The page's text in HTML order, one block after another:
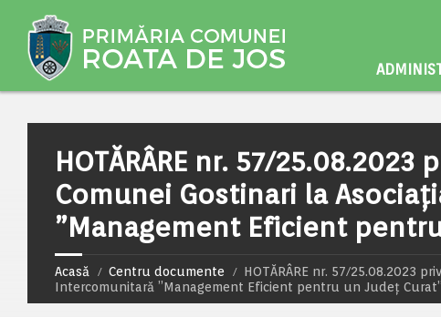
HOTĂRÂRE nr. 57/
Comunei Gostinari la
”Management Eficient
Acasă Centru documente
HOTĂRÂRE nr. 57/25.08.2023
Intercomunitară ”Management Eficient pentru un Judeţ Curat”